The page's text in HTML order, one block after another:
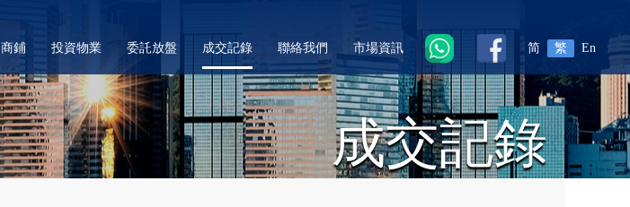
简 繁 En
商鋪 投資物業 委託放盤 成交記錄 聯絡我們 市場資訊
成交記錄